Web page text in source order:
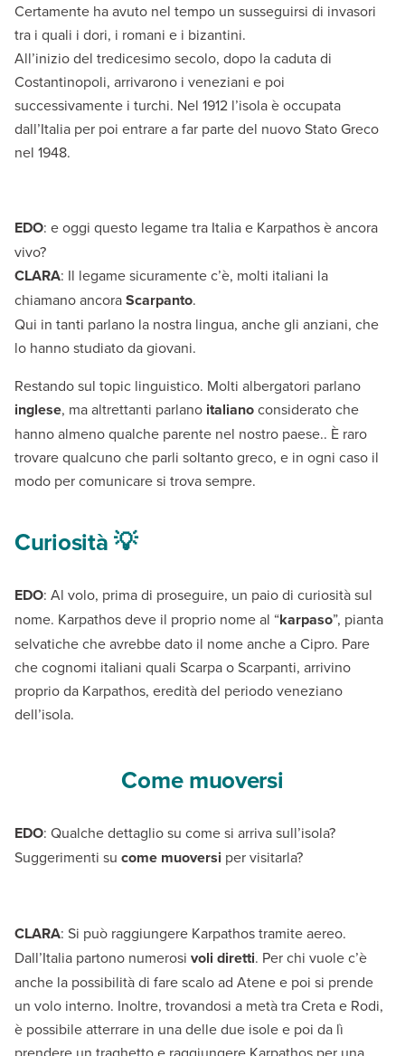
Certamente ha avuto nel tempo un susseguirsi di invasori
tra i quali i dori, i romani e i bizantini.
All’inizio del tredicesimo secolo, dopo la caduta di
Costantinopoli, arrivarono i veneziani e poi
successivamente i turchi. Nel 1912 l’isola è occupata
dall’Italia per poi entrare a far parte del nuovo Stato Greco
nel 1948.
EDO: e oggi questo legame tra Italia e Karpathos è ancora
vivo?
CLARA: Il legame sicuramente c’è, molti italiani la
chiamano ancoraScarpanto.
Qui in tanti parlano la nostra lingua, anche gli anziani, che
lo hanno studiato da giovani.
Restando sul topic linguistico. Molti albergatori parlano
inglese, ma altrettanti parlano italianoconsiderato che
hanno almeno qualche parente nel nostro paese.. È raro
trovare qualcuno che parli soltanto greco, e in ogni caso il
modo per comunicare si trova sempre.
Curiosità 💡
EDO: Al volo, prima di proseguire, un paio di curiosità sul
nome. Karpathos deve il proprio nome al “karpaso”, pianta
selvatiche che avrebbe dato il nome anche a Cipro. Pare
che cognomi italiani quali Scarpa o Scarpanti, arrivino
proprio da Karpathos, eredità del periodo veneziano
dell’isola.
Come muoversi
EDO: Qualche dettaglio su come si arriva sull’isola?
Suggerimenti su come muoversi per visitarla?
CLARA: Si può raggiungere Karpathos tramite aereo.
Dall’Italia partono numerosi voli diretti. Per chi vuole c’è
anche la possibilità di fare scalo ad Atene e poi si prende
un volo interno. Inoltre, trovandosi a metà tra Creta e Rodi,
è possibile atterrare in una delle due isole e poi da lì